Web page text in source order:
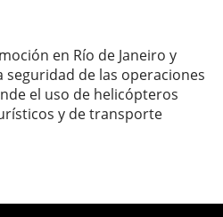
en Río de Janeiro y
de las operaciones
el uso de helicópteros
y de transporte